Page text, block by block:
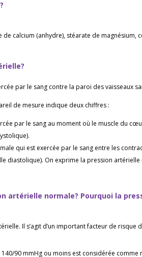
calcium (anhydre), stéarate de magnésium,
par le sang contre la paroi des vaisseaux
de mesure indique deux chiffres :
par le sang au moment où le muscle du
qui est exercée par le sang entre les
diastolique). On exprime la pression artérielle
artérielle normale? Pourquoi la
Il s’agit d’un important facteur de risque
90 mmHg ou moins est considérée comme